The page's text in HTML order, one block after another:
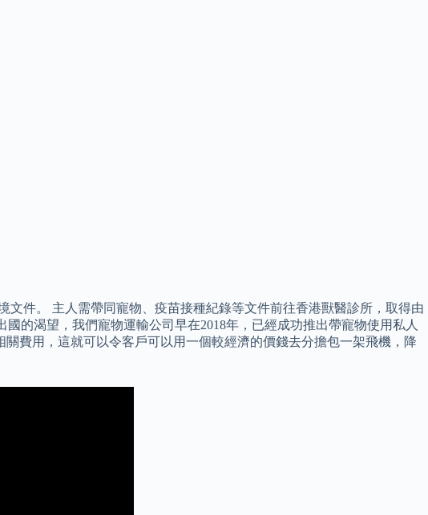
件。 主人需帶同寵物、疫苗接種紀錄等文件前往香港獸醫診所，取得由
的渴望，我們寵物運輸公司早在2018年，已經成功推出帶寵物使用私人
費用，這就可以令客戶可以用一個較經濟的價錢去分擔包一架飛機，降